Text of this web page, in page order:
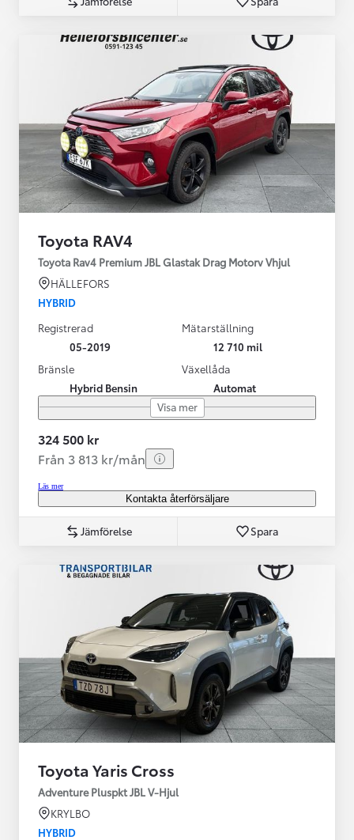
Toyota RAV4
Toyota Rav4 Premium JBL Glastak Drag Motorv Vhjul
HÄLLEFORS
HYBRID
Registrerad
05-2019
Mätarställning
12 710 mil
Bränsle
Hybrid Bensin
Växellåda
Automat
Visa mer
324 500 kr
Från 3 813 kr/mån
Läs mer
Kontakta återförsäljare
Jämförelse Spara
Toyota Yaris Cross
Adventure Pluspkt JBL V-Hjul
KRYLBO
HYBRID